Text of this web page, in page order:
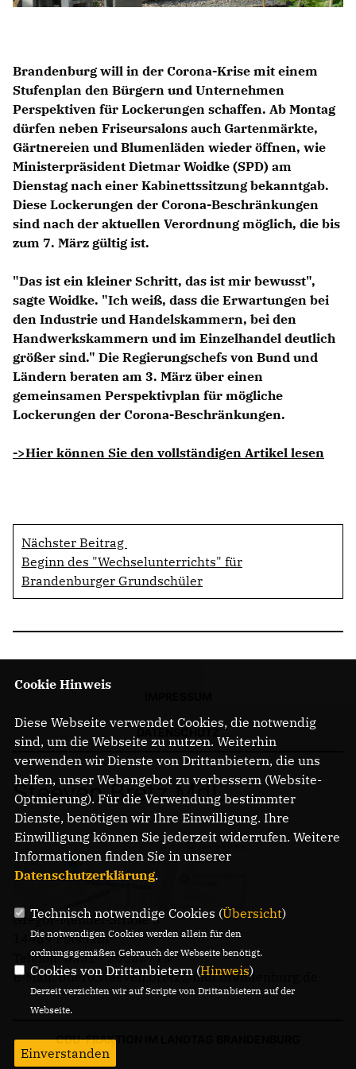
Brandenburg will in der Corona-Krise mit einem
Stufenplan den Bürgern und Unternehmen
Perspektiven für Lockerungen schaffen. Ab Montag
dürfen neben Friseursalons auch Gartenmärkte,
Gärtnereien und Blumenläden wieder öffnen, wie
Ministerpräsident Dietmar Woidke (SPD) am
Dienstag nach einer Kabinettssitzung bekanntgab.
Diese Lockerungen der Corona-Beschränkungen
sind nach der aktuellen Verordnung möglich, die bis
zum 7. März gültig ist.
"Das ist ein kleiner Schritt, das ist mir bewusst",
sagte Woidke. "Ich weiß, dass die Erwartungen bei
den Industrie und Handelskammern, bei den
Handwerkskammern und im Einzelhandel deutlich
größer sind." Die Regierungschefs von Bund und
Ländern beraten am 3. März über einen
gemeinsamen Perspektivplan für mögliche
Lockerungen der Corona-Beschränkungen.
->Hier können Sie den vollständigen Artikel lesen
Nächster Beitrag
Beginn des "Wechselunterrichts" für
Brandenburger Grundschüler
Steeven Bretz MdL
Gregor-Mendel-Straße 3
14469 Potsdam
Telefon: 0331 - 20085713
E-Mail: buero.steeven.bretz@mdl.brandenburg.de
CDU-FRAKTION IM LANDTAG BRANDENBURG
Cookie Hinweis
Diese Webseite verwendet Cookies, die notwendig
sind, um die Webseite zu nutzen. Weiterhin
verwenden wir Dienste von Drittanbietern, die uns
helfen, unser Webangebot zu verbessern (Website-
Optmierung). Für die Verwendung bestimmter
Dienste, benötigen wir Ihre Einwilligung. Ihre
Einwilligung können Sie jederzeit widerrufen. Weitere
Informationen finden Sie in unserer
Datenschutzerklärung.
Technisch notwendige Cookies (Übersicht)
Die notwendigen Cookies werden allein für den
ordnungsgemäßen Gebrauch der Webseite benötigt.
Cookies von Drittanbietern (Hinweis)
Derzeit verzichten wir auf Scripte von Drittanbietern auf der
Webseite.
Einverstanden